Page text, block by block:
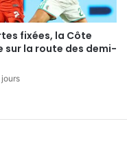
fixées, la Côte
sur la route des demi-